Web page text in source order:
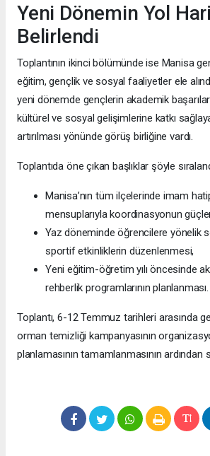
Yeni Dönemin Yol
Belirlendi
Toplantının ikinci bölümünde ise Manisa
eğitim, gençlik ve sosyal faaliyetler ele
yeni dönemde gençlerin akademik
kültürel ve sosyal gelişimlerine katkı
artırılması yönünde görüş birliğine vardı.
Toplantıda öne çıkan başlıklar şöyle
Manisa’nın tüm ilçelerinde imam
mensuplarıyla koordinasyonun
Yaz döneminde öğrencilere yönelik
sportif etkinliklerin düzenlenmesi,
Yeni eğitim-öğretim yılı öncesinde
rehberlik programlarının planlanması.
Toplantı, 6-12 Temmuz tarihleri arasında
orman temizliği kampanyasının
planlamasının tamamlanmasının ardından